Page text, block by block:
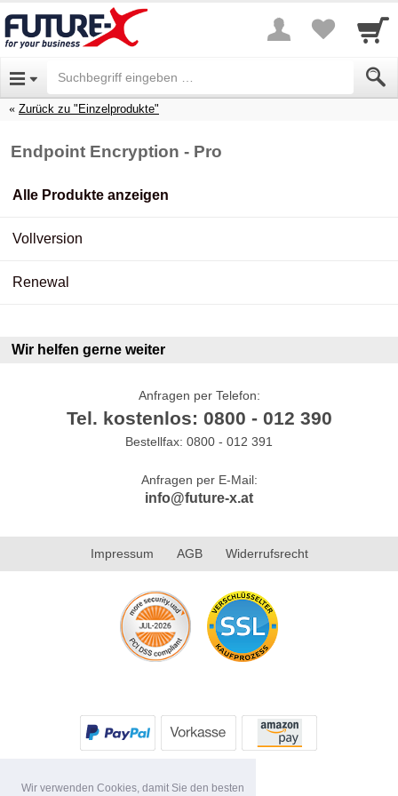
Wir verwenden Cookies, damit Sie den besten
Zurück zu "Einzelprodukte"
Endpoint Encryption - Pro
Alle Produkte anzeigen
Vollversion
Renewal
Wir helfen gerne weiter
Anfragen per Telefon:
Tel. kostenlos: 0800 - 012 390
Bestellfax: 0800 - 012 391
Anfragen per E-Mail:
info@future-x.at
Impressum AGB Widerrufsrecht